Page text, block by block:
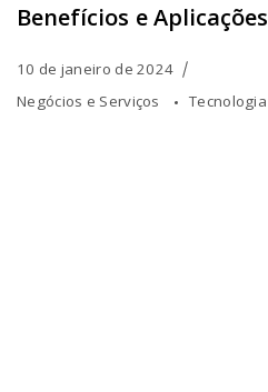
Benefícios e Aplicações
10 de janeiro de 2024
Negócios e Serviços
Tecnologia